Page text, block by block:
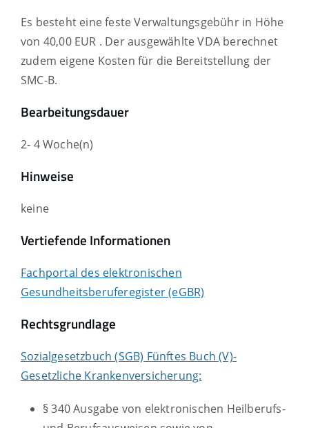
Es besteht eine feste Verwaltungsgebühr in Höhe
von 40,00 EUR . Der ausgewählte VDA berechnet
zudem eigene Kosten für die Bereitstellung der
SMC-B.
Bearbeitungsdauer
2- 4 Woche(n)
Hinweise
keine
Vertiefende Informationen
Fachportal des elektronischen
Gesundheitsberuferegister (eGBR)
Rechtsgrundlage
Sozialgesetzbuch (SGB) Fünftes Buch (V)-
Gesetzliche Krankenversicherung:
§ 340 Ausgabe von elektronischen Heilberufs-